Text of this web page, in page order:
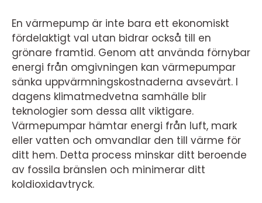
En värmepump är inte bara ett ekonomiskt
fördelaktigt val utan bidrar också till en
grönare framtid. Genom att använda förnybar
energi från omgivningen kan värmepumpar
sänka uppvärmningskostnaderna avsevärt. I
dagens klimatmedvetna samhälle blir
teknologier som dessa allt viktigare.
Värmepumpar hämtar energi från luft, mark
eller vatten och omvandlar den till värme för
ditt hem. Detta process minskar ditt beroende
av fossila bränslen och minimerar ditt
koldioxidavtryck.